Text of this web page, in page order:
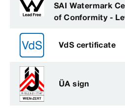
SAI Watermark
of Conformity -
VdS certificate
ÜA sign